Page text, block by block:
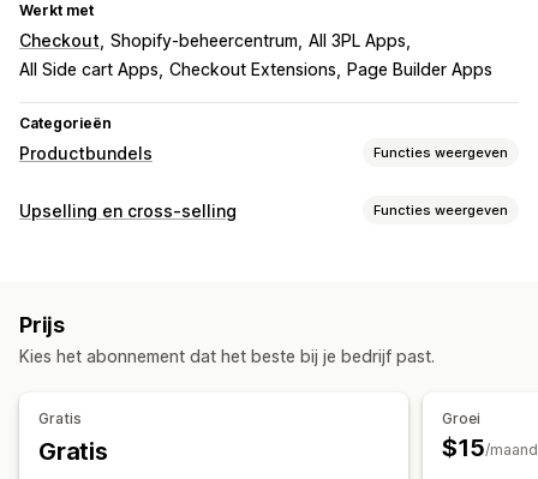
Werkt met
Checkout Shopify-beheercentrum All 3PL Apps
All Side cart Apps Checkout Extensions Page Builder Apps
Categorieën
Productbundels Functies weergeven
Soorten bundels
Groothandelsbundels
Vaak samen gekocht Gerelateerde producten
Prijzen die je kunt instellen
Upselling en cross-selling Functies weergeven
Aangepaste CSS
Drag-and-drop-editor Meerdere valuta Meerdere talen
Prijs
Kies het abonnement dat het beste bij je bedrijf past.
Gratis
Gratis
Groei
$15/maand